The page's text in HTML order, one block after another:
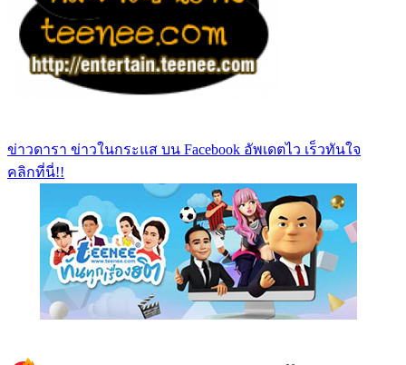
ข่าวดารา ข่าวในกระแส บน Facebook อัพเดตไว เร็วทันใจ
คลิกที่นี่!!